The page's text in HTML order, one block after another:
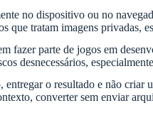
no dispositivo ou no
que tratam imagens privadas,
parte de jogos em
desnecessários,
o resultado e não
converter sem enviar